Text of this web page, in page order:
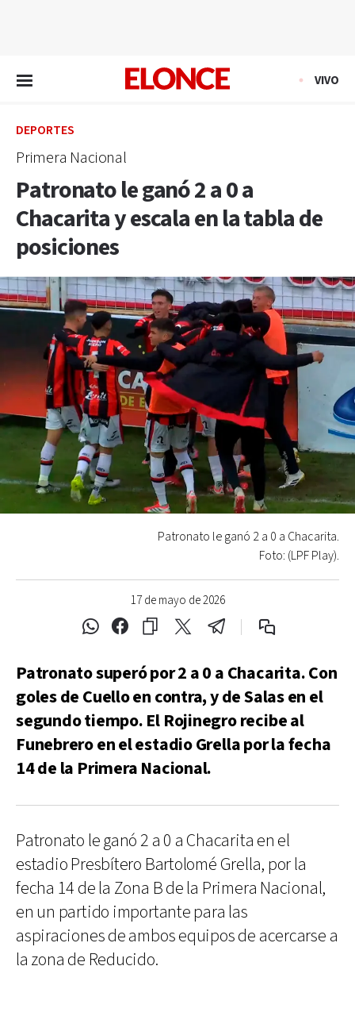
VIVO
DEPORTES
Primera Nacional
Patronato le ganó 2 a 0 a
Chacarita y escala en la tabla de
posiciones
17 de mayo de 2026
Patronato le ganó 2 a 0 a Chacarita.
Foto: (LPF Play).
Patronato superó por 2 a 0 a Chacarita. Con
goles de Cuello en contra, y de Salas en el
segundo tiempo. El Rojinegro recibe al
Funebrero en el estadio Grella por la fecha
14 de la Primera Nacional.
Patronato le ganó 2 a 0 a Chacarita en el
estadio Presbítero Bartolomé Grella, por la
fecha 14 de la Zona B de la Primera Nacional,
en un partido importante para las
aspiraciones de ambos equipos de acercarse a
la zona de Reducido.